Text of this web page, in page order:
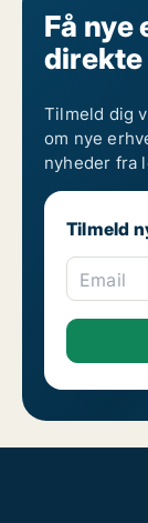
Få nye
direkte
Tilmeld dig
om nye
nyheder fra
Tilmeld
Email